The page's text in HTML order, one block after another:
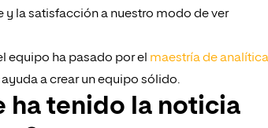
y la satisfacción a nuestro modo de ver
equipo ha pasado por el maestría de analítica
a crear un equipo sólido.
ha tenido la noticia